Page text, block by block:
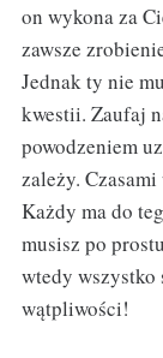
on wykona za
zawsze
Jednak ty nie
kwestii. Zaufaj
powodzeniem
zależy.
Każdy ma do
musisz po
wtedy wszystko
wątpliwości!